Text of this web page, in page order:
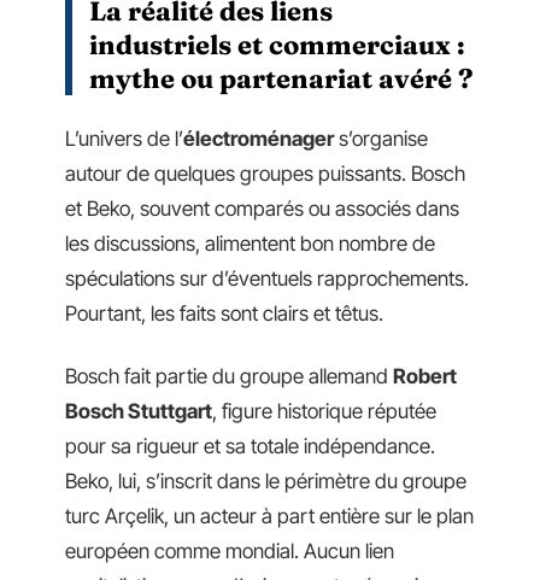
La réalité des liens
industriels et commerciaux :
mythe ou partenariat avéré ?
L’univers de l’électroménagers’organise
autour de quelques groupes puissants. Bosch
et Beko, souvent comparés ou associés dans
les discussions, alimentent bon nombre de
spéculations sur d’éventuels rapprochements.
Pourtant, les faits sont clairs et têtus.
Bosch fait partie du groupe allemand Robert
Bosch Stuttgart, figure historique réputée
pour sa rigueur et sa totale indépendance.
Beko, lui, s’inscrit dans le périmètre du groupe
turc Arçelik, un acteur à part entière sur le plan
européen comme mondial. Aucun lien